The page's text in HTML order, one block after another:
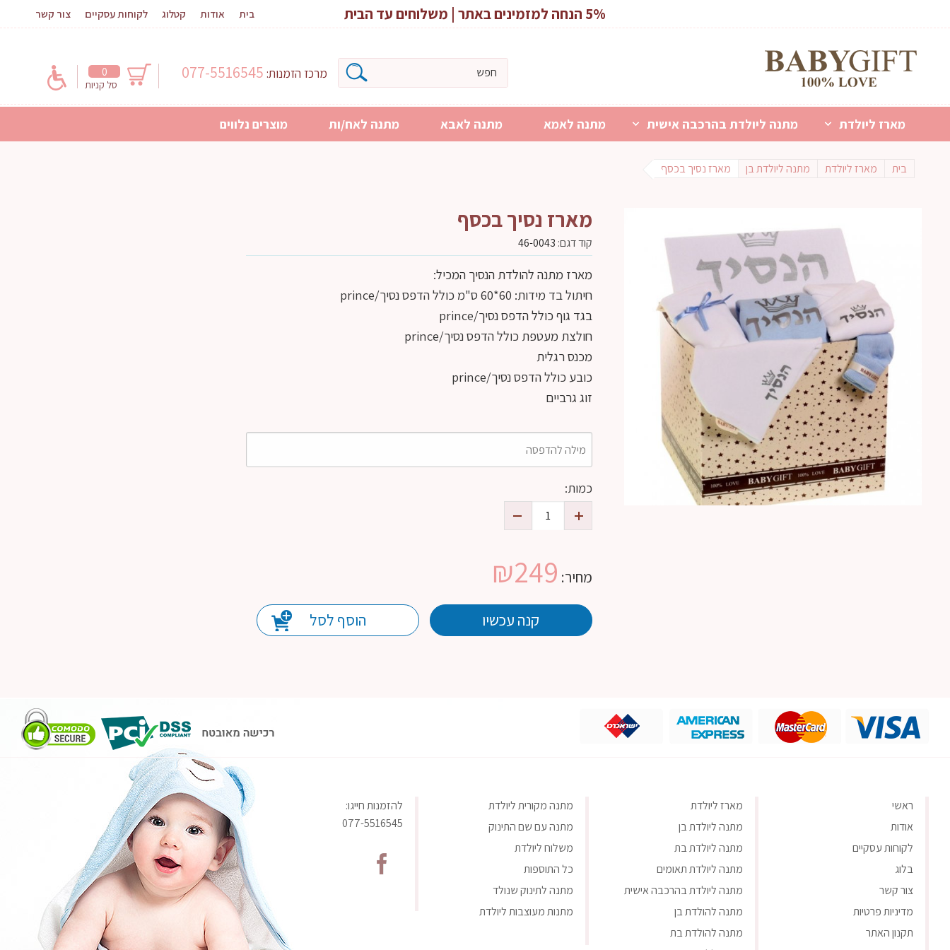
בית אודות קטלוג לקוחות עסקיים צור קשר
0
סל קניות
מרכז הזמנות:
מארז ליולדת מתנה ליולדת בהרכבה אישית מתנה לאמא מתנה לאבא מתנה לאח/ות מוצרים נלווים
5% הנחה למזמינים באתר | משלוחים עד הבית
בית מארז ליולדת מתנה ליולדת בן מארז נסיך בכסף
מארז נסיך בכסף
קוד דגם: 46-0043
מארז מתנה להולדת הנסיך המכיל:
חיתול בד מידות: 60*60 ס"מ כולל הדפס נסיך/prince
בגד גוף כולל הדפס נסיך/prince
חולצת מעטפת כולל הדפס נסיך/prince
מכנס רגלית
כובע כולל הדפס נסיך/prince
זוג גרביים
כמות:
מחיר: ₪249
קנה עכשיו הוסף לסל
ראשי
אודות
לקוחות עסקיים
בלוג
צור קשר
מדיניות פרטיות
תקנון האתר
מארז ליולדת
מתנה ליולדת בן
מתנה ליולדת בת
מתנה ליולדת תאומים
מתנה ליולדת בהרכבה אישית
מתנה להולדת בן
מתנה להולדת בת
מתנה מקורית ליולדת
מתנה עם שם התינוק
משלוח ליולדת
כל התוספות
מתנה לתינוק שנולד
מתנות מעוצבות ליולדת
להזמנות חייגו:
077-5516545